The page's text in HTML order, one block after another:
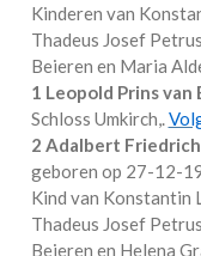
Kinderen van
Thadeus Josef
Beieren en Maria
1 Leopold Prins van
Schloss Umkirch,.
2 Adalbert
geboren op 27-12-
Kind van Konstantin
Thadeus Josef
Beieren en Helena